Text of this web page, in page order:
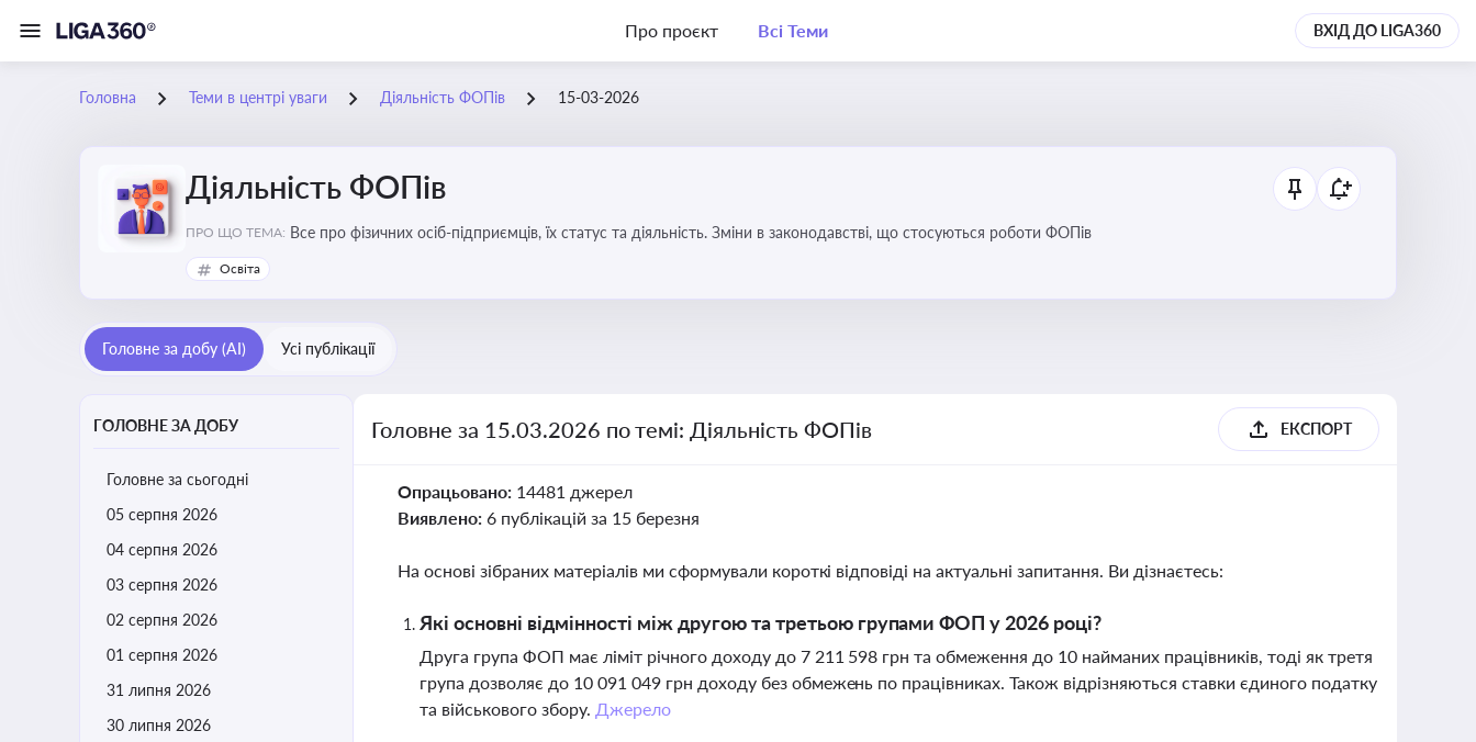
Про проєкт Всі Теми ВХІД ДО LIGA360
Головна Теми в центрі уваги Діяльність ФОПів 15-03-2026
Діяльність ФОПів
ПРО ЩО ТЕМА: Все про фізичних осіб-підприємців, їх статус та діяльність. Зміни в законодавстві, що стосуються роботи ФОПів
Освіта
Головне за добу (AI) Усі публікації
ГОЛОВНЕ ЗА ДОБУ
Головне за сьогодні
05 серпня 2026
04 серпня 2026
03 серпня 2026
02 серпня 2026
01 серпня 2026
31 липня 2026
30 липня 2026
Головне за 15.03.2026 по темі: Діяльність ФОПів ЕКСПОРТ
Опрацьовано: 14481 джерел
Виявлено: 6 публікацій за 15 березня
На основі зібраних матеріалів ми сформували короткі відповіді на актуальні запитання. Ви дізнаєтесь:
Які основні відмінності між другою та третьою групами ФОП у 2026 році?
Друга група ФОП має ліміт річного доходу до 7 211 598 грн та обмеження до 10 найманих працівників, тоді як третя
група дозволяє до 10 091 049 грн доходу без обмежень по працівниках. Також відрізняються ставки єдиного податку
та військового збору. Джерело